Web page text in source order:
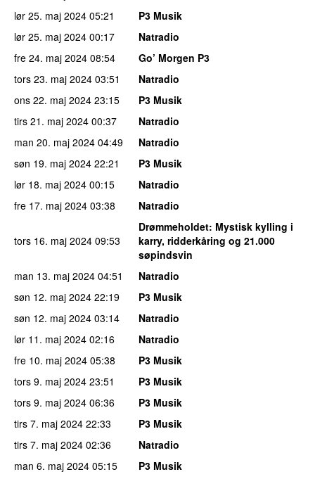
lør 25. maj 2024 05:21
P3 Musik
lør 25. maj 2024 00:17
Natradio
fre 24. maj 2024 08:54
Go’ Morgen P3
tors 23. maj 2024 03:51
Natradio
ons 22. maj 2024 23:15
P3 Musik
tirs 21. maj 2024 00:37
Natradio
man 20. maj 2024 04:49
Natradio
søn 19. maj 2024 22:21
P3 Musik
lør 18. maj 2024 00:15
Natradio
fre 17. maj 2024 03:38 Natradio
tors 16. maj 2024 09:53
Drømmeholdet: Mystisk kylling i
karry, ridderkåring og 21.000
søpindsvin
man 13. maj 2024 04:51
Natradio
søn 12. maj 2024 22:19
P3 Musik
søn 12. maj 2024 03:14
Natradio
lør 11. maj 2024 02:16
Natradio
fre 10. maj 2024 05:38
P3 Musik
tors 9. maj 2024 23:51
P3 Musik
tors 9. maj 2024 06:36
P3 Musik
tirs 7. maj 2024 22:33
P3 Musik
tirs 7. maj 2024 02:36
Natradio
man 6. maj 2024 05:15
P3 Musik